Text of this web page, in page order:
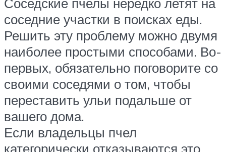
соседние участки в поисках еды.
Решить эту проблему можно двумя
наиболее простыми способами. Во-
первых, обязательно поговорите со
своими соседями о том, чтобы
переставить ульи подальше от
вашего дома.
Если владельцы пчел
категорически отказываются это